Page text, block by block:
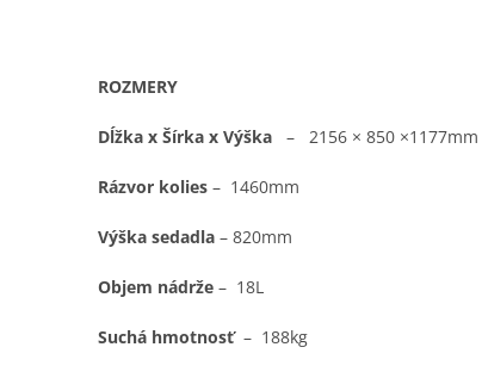
ROZMERY
Dĺžka x Šírka x Výška – 2156 × 850 ×1177mm
Rázvor kolies – 1460mm
Výška sedadla – 820mm
Objem nádrže – 18L
Suchá hmotnosť – 188kg